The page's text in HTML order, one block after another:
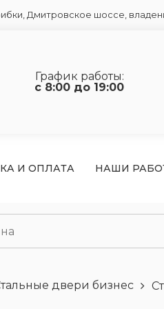
, Дмитровское шоссе,
График работы:
с 8:00 до 19:00
И ОПЛАТА НАШИ
двери бизнес